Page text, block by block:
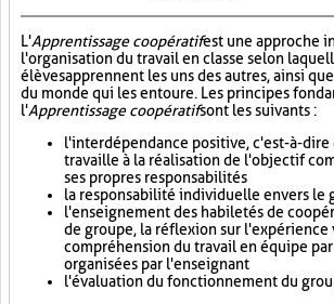
L'Apprentissage coopératifest une approche
l'organisation du travail en classe selon
élèves apprennent les uns des autres, ainsi
du monde qui les entoure. Les principes
l'Apprentissage coopératifsont les suivants :
l'interdépendance positive, c'est-à-dire
travaille à la réalisation de l'objectif
ses propres responsabilités
la responsabilité individuelle envers le
l'enseignement des habiletés de
de groupe, la réflexion sur l'expérience
compréhension du travail en équipe
organisées par l'enseignant
l'évaluation du fonctionnement du